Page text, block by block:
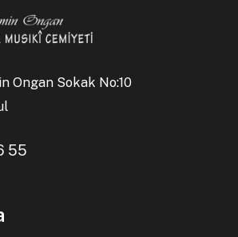
Ongan Sokak No:10
55